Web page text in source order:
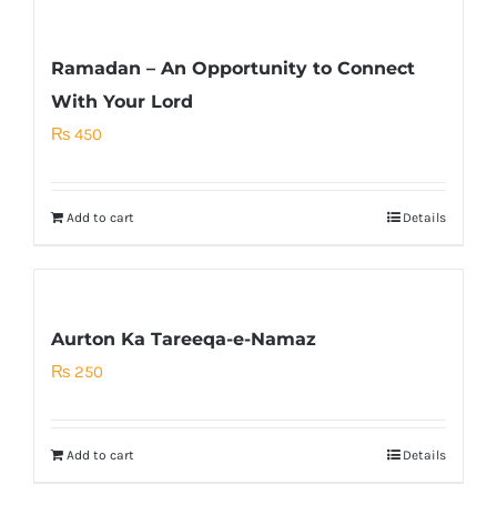
Ramadan – An Opportunity to Connect
With Your Lord
₨ 450
Add to cart Details
Aurton Ka Tareeqa-e-Namaz
₨ 250
Add to cart Details